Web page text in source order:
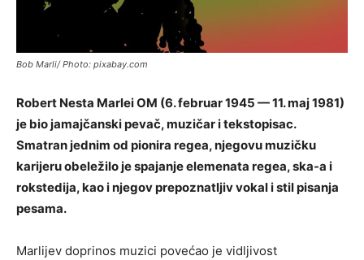
Bob Marli/ Photo: pixabay.com
Robert Nesta Marlei OM (6. februar 1945 — 11. maj 1981)
je bio jamajčanski pevač, muzičar i tekstopisac.
Smatran jednim od pionira regea, njegovu muzičku
karijeru obeležilo je spajanje elemenata regea, ska-a i
rokstedija, kao i njegov prepoznatljiv vokal i stil pisanja
pesama.
Marlijev doprinos muzici povećao je vidljivost